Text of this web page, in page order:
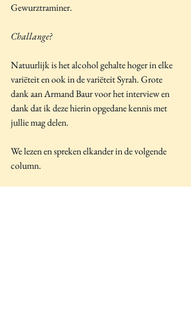
Gewurztraminer.
Challange?
Natuurlijk is het alcohol gehalte hoger in elke
variëteit en ook in de variëteit Syrah. Grote
dank aan Armand Baur voor het interview en
dank dat ik deze hierin opgedane kennis met
jullie mag delen.
We lezen en spreken elkander in de volgende
column.